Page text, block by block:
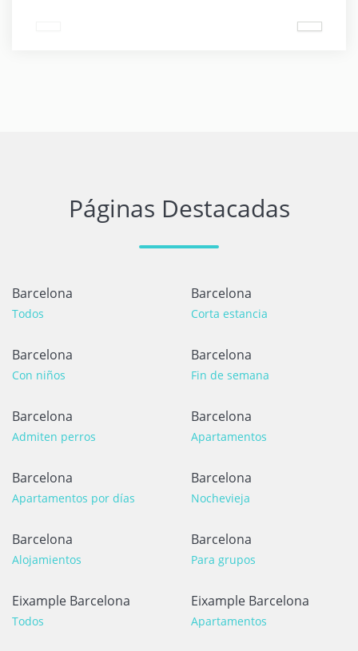
Páginas Destacadas
Barcelona
Todos
Barcelona
Corta estancia
Barcelona
Con niños
Barcelona
Fin de semana
Barcelona
Admiten perros
Barcelona
Apartamentos
Barcelona
Apartamentos por días
Barcelona
Nochevieja
Barcelona
Alojamientos
Barcelona
Para grupos
Eixample Barcelona
Todos
Eixample Barcelona
Apartamentos